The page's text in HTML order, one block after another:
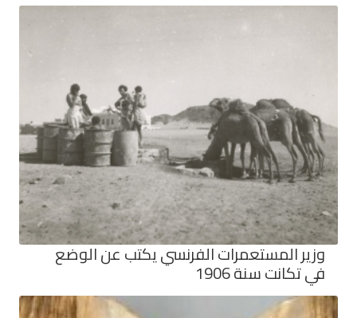
وزير المستعمرات الفرنسي يكتب عن الوضع
في تكانت سنة 1906